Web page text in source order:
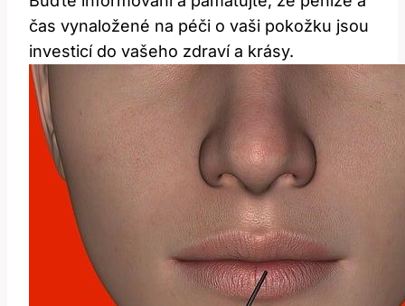
čas vynaložené na péči o vaši pokožku jsou
investicí do vašeho zdraví a krásy.